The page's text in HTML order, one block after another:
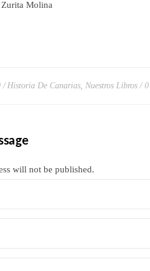
Molina
Historia De Canarias Nuestros Libros 0
will not be published.